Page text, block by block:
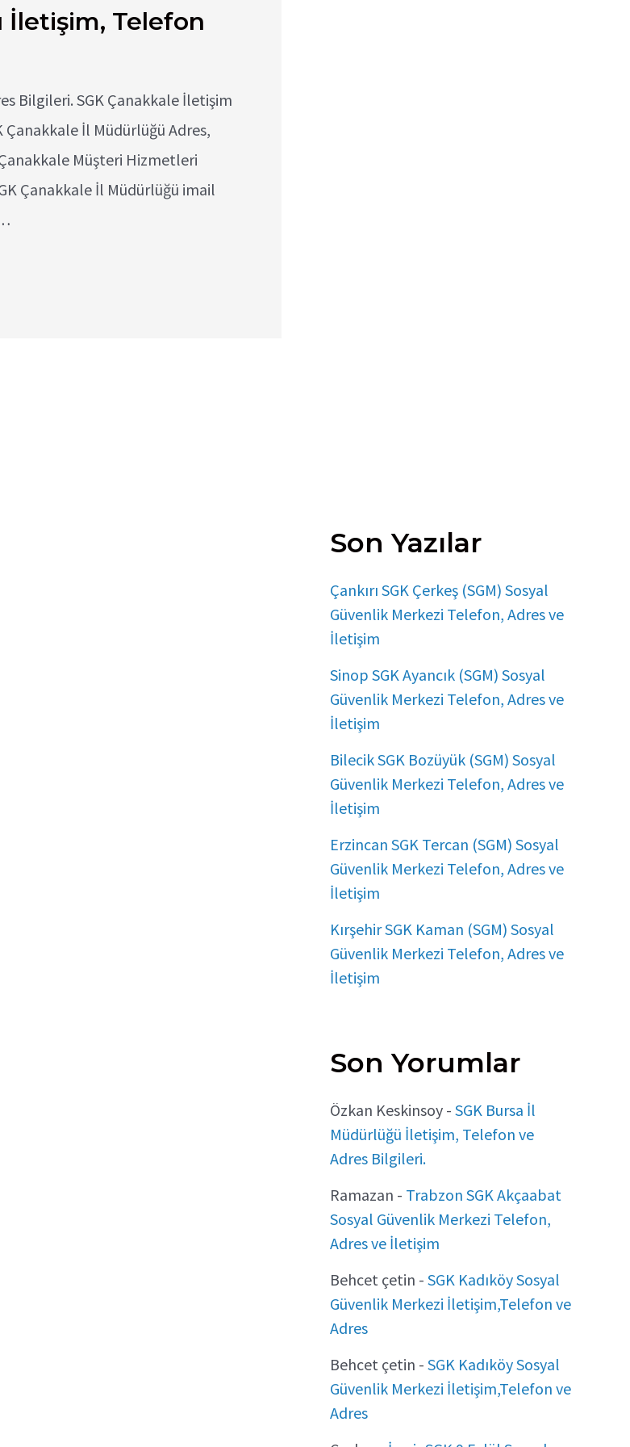
İletişim, Telefon
Bilgileri. SGK Çanakkale İletişim
İl Müdürlüğü Adres,
Müşteri Hizmetleri
Çanakkale İl Müdürlüğü imail
Son Yazılar
Çankırı SGK Çerkeş (SGM) Sosyal
Güvenlik Merkezi Telefon, Adres ve
İletişim
Sinop SGK Ayancık (SGM) Sosyal
Güvenlik Merkezi Telefon, Adres ve
İletişim
Bilecik SGK Bozüyük (SGM) Sosyal
Güvenlik Merkezi Telefon, Adres ve
İletişim
Erzincan SGK Tercan (SGM) Sosyal
Güvenlik Merkezi Telefon, Adres ve
İletişim
Kırşehir SGK Kaman (SGM) Sosyal
Güvenlik Merkezi Telefon, Adres ve
İletişim
Son Yorumlar
Özkan Keskinsoy - SGK Bursa İl
Müdürlüğü İletişim, Telefon ve
Adres Bilgileri.
Ramazan - Trabzon SGK Akçaabat
Sosyal Güvenlik Merkezi Telefon,
Adres ve İletişim
Behcet çetin - SGK Kadıköy Sosyal
Güvenlik Merkezi İletişim,Telefon ve
Adres
Behcet çetin - SGK Kadıköy Sosyal
Güvenlik Merkezi İletişim,Telefon ve
Adres